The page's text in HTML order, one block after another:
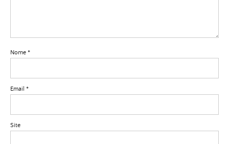
Nome *
Email *
Site